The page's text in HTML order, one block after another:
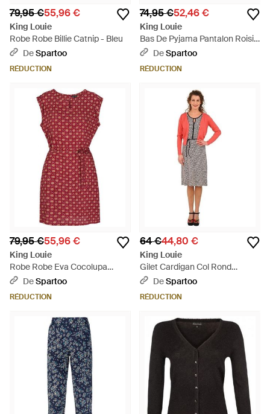
79,95 €55,96 €
King Louie
Robe Robe Billie Catnip - Bleu
DeSpartoo
RÉDUCTION
74,95 €52,46 €
King Louie
Bas De Pyjama Pantalon Roisin
Catnip Putty Ecru - Bleu
DeSpartoo
RÉDUCTION
79,95 €55,96 €
King Louie
Robe Robe Eva Cocolupa
02723 - Rouge
DeSpartoo
RÉDUCTION
64 €44,80 €
King Louie
Gilet Cardigan Col Rond
Paprika Corail - Rouge
DeSpartoo
RÉDUCTION